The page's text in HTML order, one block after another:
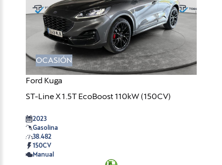
OCASIÓN
Ford Kuga
ST-Line X 1.5T EcoBoost 110kW (150CV)
2023
Gasolina
38.482
150CV
Manual